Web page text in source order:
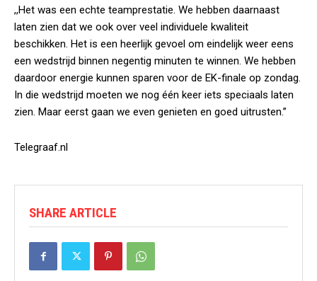
,,Het was een echte teamprestatie. We hebben daarnaast
laten zien dat we ook over veel individuele kwaliteit
beschikken. Het is een heerlijk gevoel om eindelijk weer eens
een wedstrijd binnen negentig minuten te winnen. We hebben
daardoor energie kunnen sparen voor de EK-finale op zondag.
In die wedstrijd moeten we nog één keer iets speciaals laten
zien. Maar eerst gaan we even genieten en goed uitrusten.”
Telegraaf.nl
SHARE ARTICLE